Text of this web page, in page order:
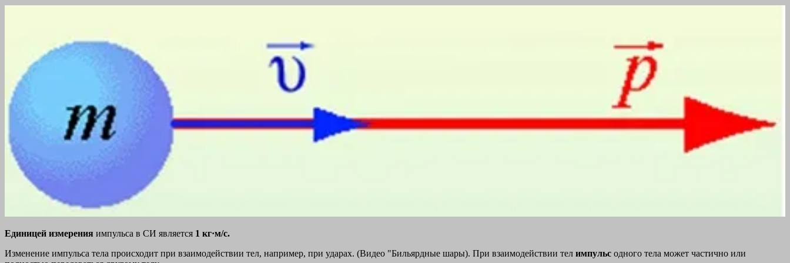
Единицей измерения импульса в СИ является 1 кг·м/с.
Изменение импульса тела происходит при взаимодействии тел, например, при ударах. (Видео "Бильярдные шары). При взаимодействии тел импульс одного тела может частично или